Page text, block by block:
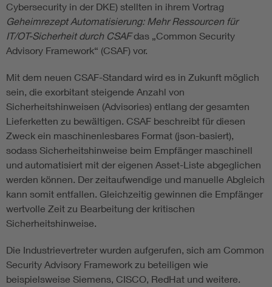
Cybersecurity in der DKE) stellten in ihrem Vortrag
Geheimrezept Automatisierung: Mehr Ressourcen für
IT/OT-Sicherheit durch CSAFdas „Common Security
Advisory Framework“ (CSAF) vor.
Mit dem neuen CSAF-Standard wird es in Zukunft möglich
sein, die exorbitant steigende Anzahl von
Sicherheitshinweisen (Advisories) entlang der gesamten
Lieferketten zu bewältigen. CSAF beschreibt für diesen
Zweck ein maschinenlesbares Format (json-basiert),
sodass Sicherheitshinweise beim Empfänger maschinell
und automatisiert mit der eigenen Asset-Liste abgeglichen
werden können. Der zeitaufwendige und manuelle Abgleich
kann somit entfallen. Gleichzeitig gewinnen die Empfänger
wertvolle Zeit zu Bearbeitung der kritischen
Sicherheitshinweise.
Die Industrievertreter wurden aufgerufen, sich am Common
Security Advisory Framework zu beteiligen wie
beispielsweise Siemens, CISCO, RedHat und weitere.